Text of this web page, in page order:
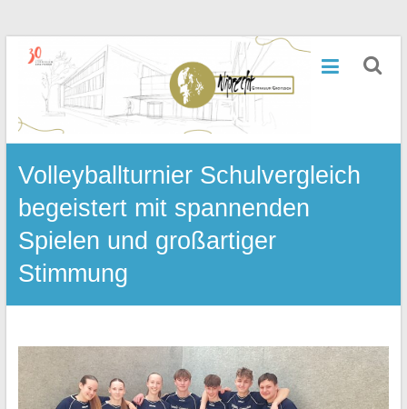
Inhalt
springenWiprecht-
Gymnasium
Groitzsch
Volleyballturnier Schulvergleich
begeistert mit spannenden
Spielen und großartiger
Stimmung